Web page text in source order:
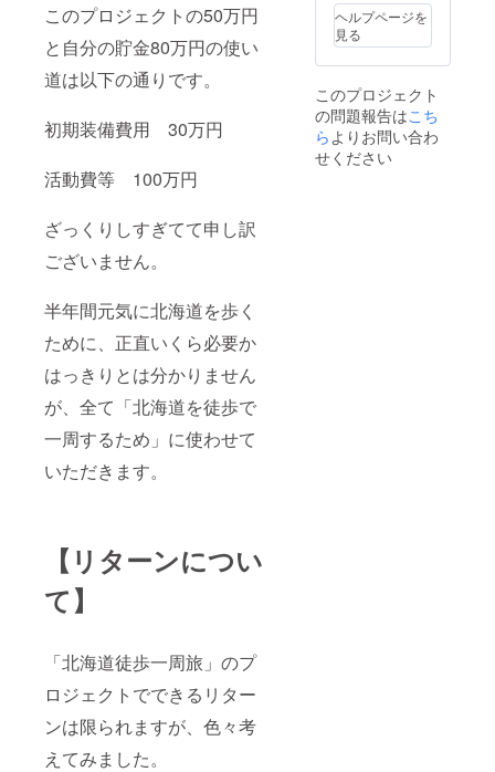
このプロジェクトの50万円
と自分の貯金80万円の使い
道は以下の通りです。
初期装備費用 30万円
活動費等 100万円
ざっくりしすぎてて申し訳
ございません。
半年間元気に北海道を歩く
ために、正直いくら必要か
はっきりとは分かりません
が、全て「北海道を徒歩で
一周するため」に使わせて
いただきます。
【リターンについ
て】
「北海道徒歩一周旅」のプ
ロジェクトでできるリター
ンは限られますが、色々考
えてみました。
ヘルプページを
見る
このプロジェクト
の問題報告はこち
らよりお問い合わ
せください